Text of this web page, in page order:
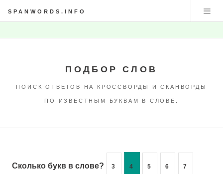
SPANWORDS.INFO
ПОДБОР СЛОВ
ПОИСК ОТВЕТОВ НА КРОССВОРДЫ И СКАНВОРДЫ
ПО ИЗВЕСТНЫМ БУКВАМ В СЛОВЕ.
Сколько букв в слове? 3 4 5 6 7